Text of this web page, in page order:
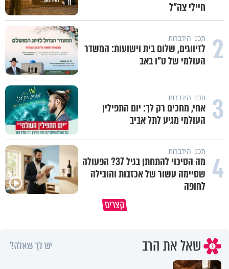
חיילי צה"ל
2 תכני הידברות
לזיווגים, שלום בית וישועות: המשדר
העולמי של ט"ו באב
3 תכני הידברות
אחי, מחכים רק לך: יום התפילין
העולמי מגיע לתל אביב
4 תכני הידברות
מה הסיכוי להתחתן בגיל 37? הפעולה
שסיימה עשור של אכזבות והובילה
לחופה
קצרים
במבט לאחור - האם התקופה הקשה
איך ייתכן שיש אנשים שיודעים
שהתורה אמת, ובכל זאת לא
שאל את הרב יש לך שאלה?